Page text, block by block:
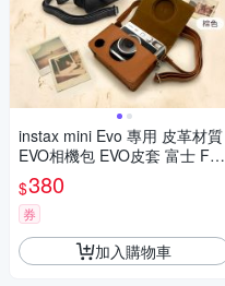
instax mini Evo 專用 皮革材質
EVO相機包 EVO皮套 富士 FUJ
$380
券
加入購物車